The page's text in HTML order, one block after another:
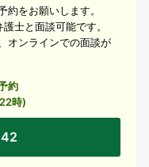
をお願いします。
士と面談可能です。
オンラインでの面談が
約
時)